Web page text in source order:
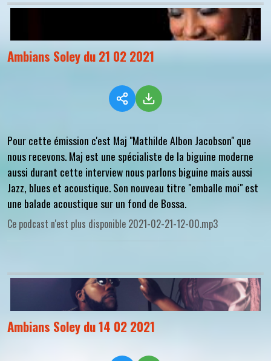
Ambians Soley du 21 02 2021
Pour cette émission c'est Maj "Mathilde Albon Jacobson" que
nous recevons. Maj est une spécialiste de la biguine moderne
aussi durant cette interview nous parlons biguine mais aussi
Jazz, blues et acoustique. Son nouveau titre "emballe moi" est
une balade acoustique sur un fond de Bossa.
Ce podcast n'est plus disponible 2021-02-21-12-00.mp3
Ambians Soley du 14 02 2021